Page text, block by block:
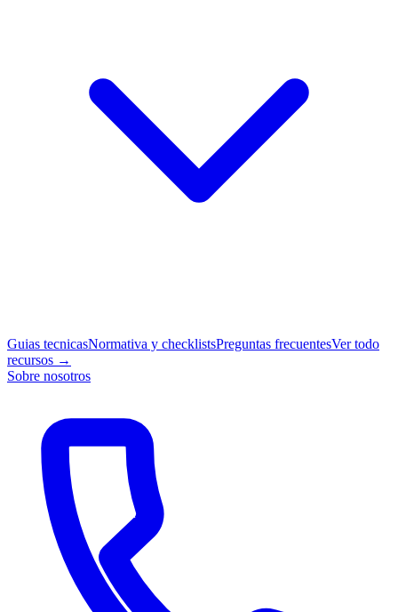
Guias tecnicasNormativa y checklistsPreguntas frecuentesVer todo
recursos →
Sobre nosotros